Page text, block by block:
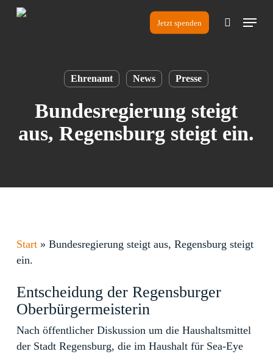
Skip
Jetzt spenden search
Menu
Ehrenamt News Presse
Bundesregierung steigt
aus, Regensburg steigt ein.
Start» Bundesregierung steigt aus, Regensburg steigt
ein.
Entscheidung der Regensburger
Oberbürgermeisterin
Nach öffentlicher Diskussion um die Haushaltsmittel
der Stadt Regensburg, die im Haushalt für Sea-Eye